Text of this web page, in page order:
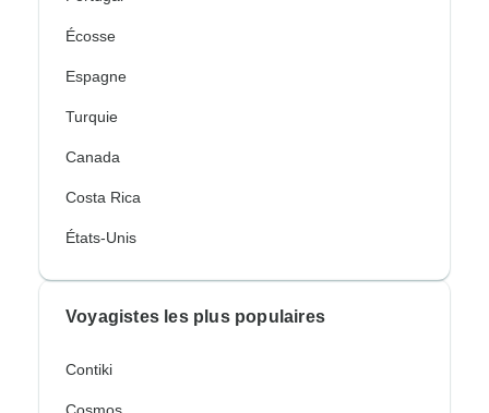
Écosse
Espagne
Turquie
Canada
Costa Rica
États-Unis
Voyagistes les plus populaires
Contiki
Cosmos